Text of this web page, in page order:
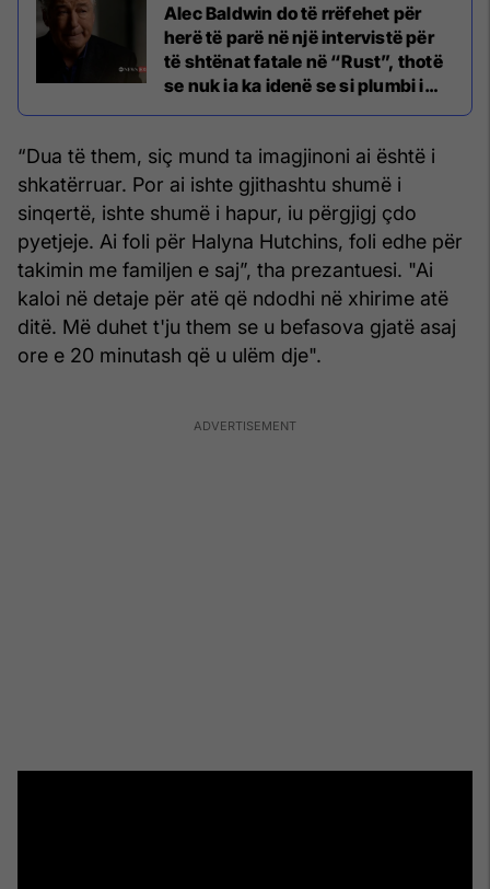
Alec Baldwin do të rrëfehet për
herë të parë në një intervistë për
të shtënat fatale në “Rust”, thotë
se nuk ia ka idenë se si plumbi i
“Dua të them, siç mund ta imagjinoni ai është i
shkatërruar. Por ai ishte gjithashtu shumë i
sinqertë, ishte shumë i hapur, iu përgjigj çdo
pyetjeje. Ai foli për Halyna Hutchins, foli edhe për
takimin me familjen e saj”, tha prezantuesi. "Ai
kaloi në detaje për atë që ndodhi në xhirime atë
ditë. Më duhet t'ju them se u befasova gjatë asaj
ore e 20 minutash që u ulëm dje".